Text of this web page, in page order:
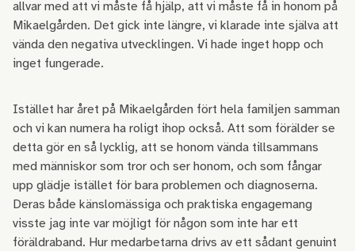
allvar med att vi måste få hjälp, att vi måste få in honom på
Mikaelgården. Det gick inte längre, vi klarade inte själva att
vända den negativa utvecklingen. Vi hade inget hopp och
inget fungerade.
Istället har året på Mikaelgården fört hela familjen samman
och vi kan numera ha roligt ihop också. Att som förälder se
detta gör en så lycklig, att se honom vända tillsammans
med människor som tror och ser honom, och som fångar
upp glädje istället för bara problemen och diagnoserna.
Deras både känslomässiga och praktiska engagemang
visste jag inte var möjligt för någon som inte har ett
föräldraband. Hur medarbetarna drivs av ett sådant genuint